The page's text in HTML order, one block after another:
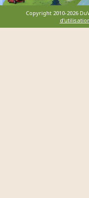
Copyright 2010-2026